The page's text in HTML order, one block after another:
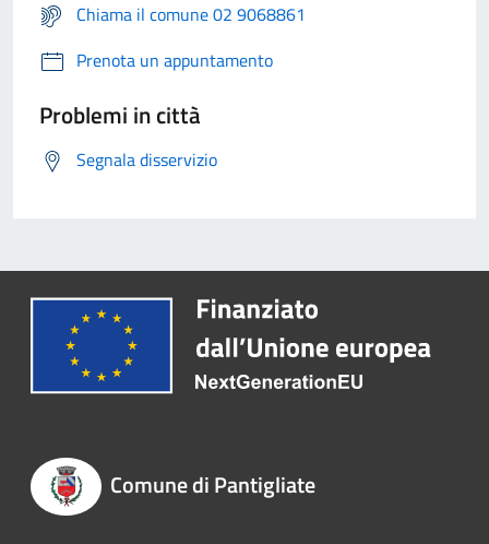
Chiama il comune 02 9068861
Prenota un appuntamento
Problemi in città
Segnala disservizio
Comune di Pantigliate